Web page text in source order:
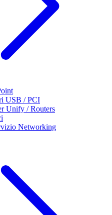
USB / PCI
Unify / Routers
Networking